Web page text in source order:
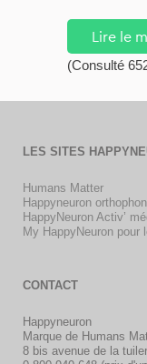
Lire le
(Consulté
LES SITES
Humans Matter
Happyneuron
HappyNeuron Activ’
My HappyNeuron pour
CONTACT
Happyneuron
Marque de Humans
8 bis avenue de la